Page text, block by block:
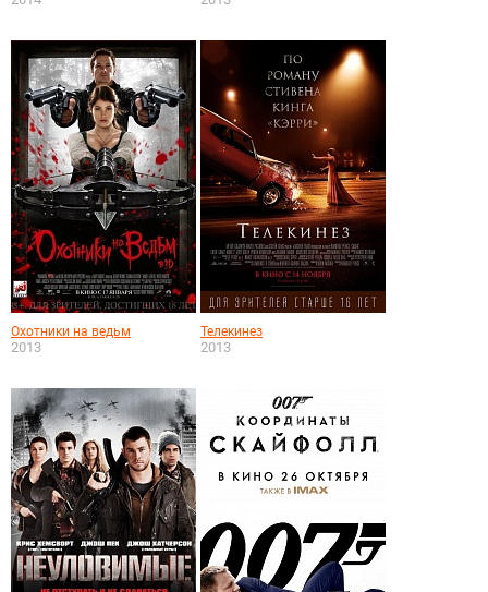
Охотники на ведьм
2013
Телекинез
2013